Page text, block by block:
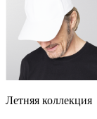
Летняя коллекция